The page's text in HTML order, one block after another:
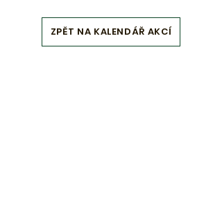
ZPĚT NA KALENDÁŘ AKCÍ